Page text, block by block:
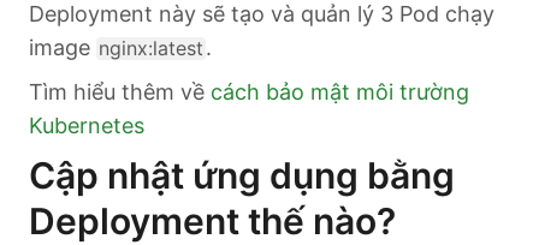
Deployment này sẽ tạo và quản lý 3 Pod chạy
image nginx:latest .
Tìm hiểu thêm về cách bảo mật môi trường
Kubernetes
Cập nhật ứng dụng bằng
Deployment thế nào?